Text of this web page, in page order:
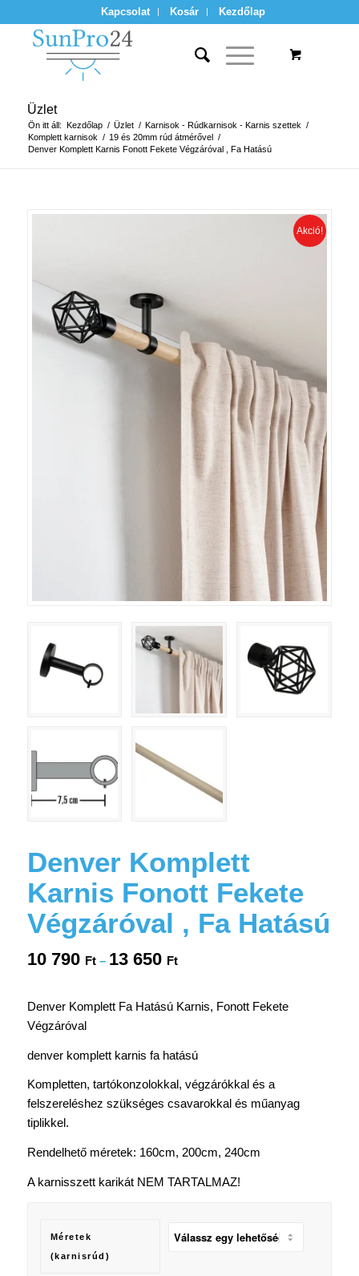
Kapcsolat Kosár Kezdőlap
Üzlet
Ön itt áll: Kezdőlap / Üzlet / Karnisok - Rúdkarnisok - Karnis szettek /
Komplett karnisok / 19 és 20mm rúd átmérővel /
Denver Komplett Karnis Fonott Fekete Végzáróval , Fa Hatású
Akció!
Denver Komplett
Karnis Fonott Fekete
Végzáróval , Fa Hatású
10 790 Ft – 13 650 FtÁrtartomány:
650 Ft
Denver Komplett Fa Hatású Karnis, Fonott Fekete
Végzáróval
denver komplett karnis fa hatású
Kompletten, tartókonzolokkal, végzárókkal és a
felszereléshez szükséges csavarokkal és műanyag
tiplikkel.
Rendelhető méretek: 160cm, 200cm, 240cm
A karnisszett karikát NEM TARTALMAZ!
Méretek
(karnisrúd)